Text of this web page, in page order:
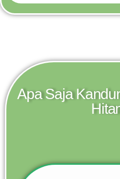
Apa Saja